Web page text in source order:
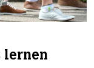
lernen